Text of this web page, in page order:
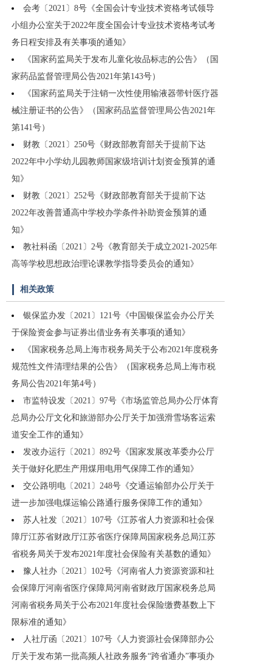
会考〔2021〕8号《全国会计专业技术资格考试领导
小组办公室关于2022年度全国会计专业技术资格考试考
务日程安排及有关事项的通知》
《国家药监局关于发布儿童化妆品标志的公告》（国
家药品监督管理局公告2021年第143号）
《国家药监局关于注销一次性使用输液器带针医疗器
械注册证书的公告》（国家药品监督管理局公告2021年
第141号）
财教〔2021〕250号《财政部教育部关于提前下达
2022年中小学幼儿园教师国家级培训计划资金预算的通
知》
财教〔2021〕252号《财政部教育部关于提前下达
2022年改善普通高中学校办学条件补助资金预算的通
知》
教社科函〔2021〕2号《教育部关于成立2021-2025年
高等学校思想政治理论课教学指导委员会的通知》
相关政策
银保监办发〔2021〕121号《中国银保监会办公厅关
于保险资金参与证券出借业务有关事项的通知》
《国家税务总局上海市税务局关于公布2021年度税务
规范性文件清理结果的公告》（国家税务总局上海市税
务局公告2021年第4号）
市监特设发〔2021〕97号《市场监管总局办公厅体育
总局办公厅文化和旅游部办公厅关于加强滑雪场客运索
道安全工作的通知》
发改办运行〔2021〕892号《国家发展改革委办公厅
关于做好化肥生产用煤用电用气保障工作的通知》
交公路明电〔2021〕248号《交通运输部办公厅关于
进一步加强电煤运输公路通行服务保障工作的通知》
苏人社发〔2021〕107号《江苏省人力资源和社会保
障厅江苏省财政厅江苏省医疗保障局国家税务总局江苏
省税务局关于发布2021年度社会保险有关基数的通知》
豫人社办〔2021〕102号《河南省人力资源资源和社
会保障厅河南省医疗保障局河南省财政厅国家税务总局
河南省税务局关于公布2021年度社会保险缴费基数上下
限标准的通知》
人社厅函〔2021〕107号《人力资源社会保障部办公
厅关于发布第一批高频人社政务服务“跨省通办”事项办